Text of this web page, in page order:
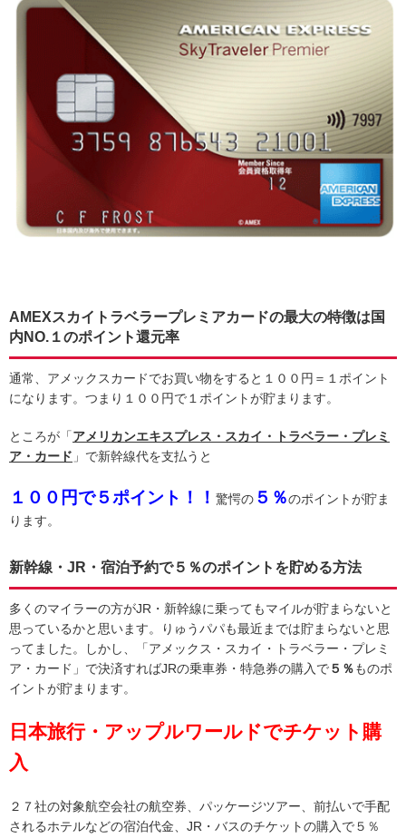
AMEXスカイトラベラープレミアカードの最大の特徴は国
内NO.１のポイント還元率
通常、アメックスカードでお買い物をすると１００円＝１ポイント
になります。つまり１００円で１ポイントが貯まります。
ところが「アメリカンエキスプレス・スカイ・トラベラー・プレミ
ア・カード 」で新幹線代を支払うと
１００円で５ポイント！！ 驚愕の ５％のポイントが貯ま
ります。
新幹線・JR・宿泊予約で５％のポイントを貯める方法
多くのマイラーの方がJR・新幹線に乗ってもマイルが貯まらないと
思っているかと思います。りゅうパパも最近までは貯まらないと思
ってました。しかし、「アメックス・スカイ・トラベラー・プレミ
ア・カード」で決済すればJRの乗車券・特急券の購入で５％ものポ
イントが貯まります。
日本旅行・アップルワールドでチケット購
入
２７社の対象航空会社の航空券、パッケージツアー、前払いで手配
されるホテルなどの宿泊代金、JR・バスのチケットの購入で５％